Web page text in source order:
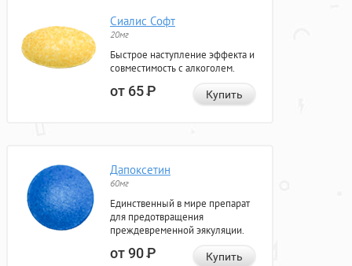
Сиалис Софт
20мг
Быстрое наступление эффекта и
совместимость с алкоголем.
от 65Р Купить
Дапоксетин
60мг
Единственный в мире препарат
для предотвращения
преждевременной эякуляции.
от 90Р Купить